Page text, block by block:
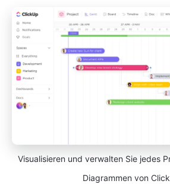
Visualisieren und verwalten Sie jedes
Diagrammen von